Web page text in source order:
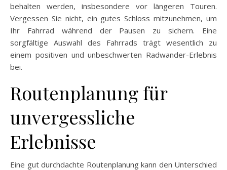
behalten werden, insbesondere vor längeren Touren.
Vergessen Sie nicht, ein gutes Schloss mitzunehmen, um
Ihr Fahrrad während der Pausen zu sichern. Eine
sorgfältige Auswahl des Fahrrads trägt wesentlich zu
einem positiven und unbeschwerten Radwander-Erlebnis
bei.
Routenplanung für
unvergessliche
Erlebnisse
Eine gut durchdachte Routenplanung kann den Unterschied